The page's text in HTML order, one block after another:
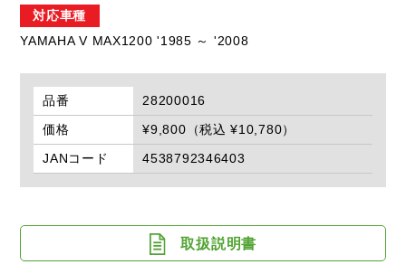
対応車種
YAMAHA V MAX1200 '1985 ～ '2008
品番
28200016
価格
¥9,800（税込 ¥10,780）
JANコード
4538792346403
取扱説明書